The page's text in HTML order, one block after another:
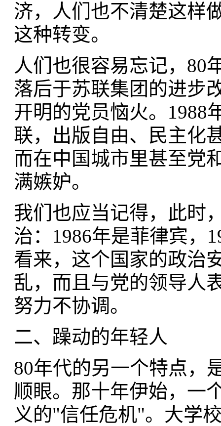
济，人们也不清楚这样
这种转变。
人们也很容易忘记，80
落后于苏联集团的进步
开明的党员恼火。1988
联，出版自由、民主化
而在中国城市里甚至党
满嫉妒。
我们也应当记得，此时
治：1986年是菲律宾，
看来，这个国家的政治
乱，而且与党的领导人
努力不协调。
二、躁动的年轻人
80年代的另一个特点，
顺眼。那十年伊始，一
义的"信任危机"。大学